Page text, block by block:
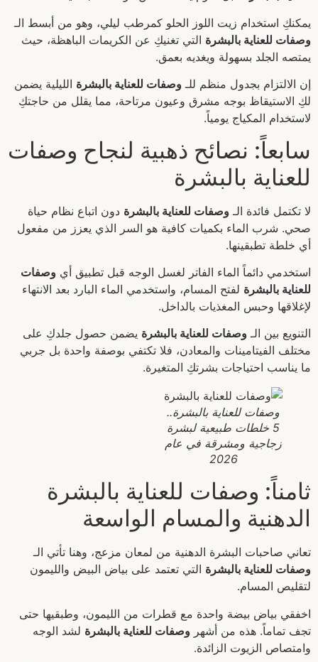
يمكنكِ استخدام زيت اللوز الحلو كمرطب ليلي، وهو من أبسط الـ
وصفات للعناية بالبشرة التي تغنيكِ عن الكريمات الباهظة، حيث
يمتصه الجلد بسهولة ويغديه بعمق.
إن الالتزام بجدول منظم للـ وصفات للعناية بالبشرة الليلية يضمن
لكِ الاستيقاظ بوجه مشرق وعيون مرتاحة، مما يقلل من حاجتكِ
لاستخدام المكياج يومياً.
سابعاً: نصائح ذهبية لنجاح وصفات
للعناية بالبشرة
لا تكتمل فائدة الـ وصفات للعناية بالبشرة دون اتباع نظام حياة
صحي. شرب الماء بكميات كافية هو السر الذي يعزز من مفعول
أي خلطة تطبقينها.
استخدمي دائماً الماء الفاتر لغسل الوجه قبل تطبيق أي وصفات
للعناية بالبشرة لفتح المسام، واستخدمي الماء البارد بعد الانتهاء
لإغلاقها وحبس المغذيات بالداخل.
التنويع بين الـ وصفات للعناية بالبشرة يضمن حصول جلدكِ على
مختلف الفيتامينات والمعادن، فلا تكتفي بوصفة واحدة بل جربي
ما يناسب احتياجات بشرتكِ المتغيرة.
وصفات للعناية بالبشرة..
5 خلطات طبيعية لبشرة
زجاجية ومشرقة في عام
2026
ثامناً: وصفات للعناية بالبشرة
الدهنية والمسام الواسعة
تعاني صاحبات البشرة الدهنية من لمعان مزعج، وهنا تأتي الـ
وصفات للعناية بالبشرة التي تعتمد على بياض البيض والليمون
لتقليص المسام.
اخفقي بياض بيضة واحدة مع قطرات من الليمون، وطبقيها حتى
تجف تماماً. هذه من أشهر وصفات للعناية بالبشرة لشد الوجه
وامتصاص الزيوت الزائدة.